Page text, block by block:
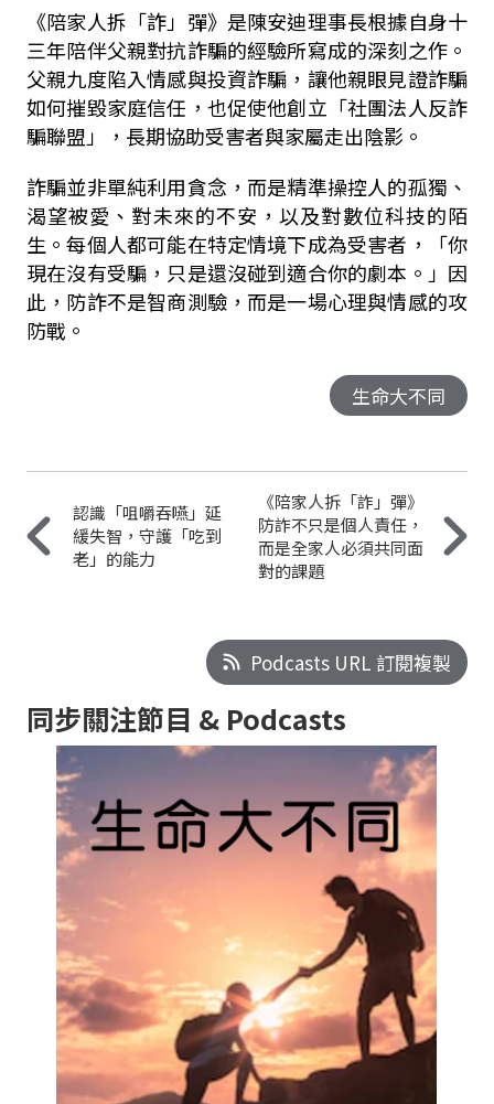
《陪家人拆「詐」彈》是陳安迪理事長根據自身十
三年陪伴父親對抗詐騙的經驗所寫成的深刻之作。
父親九度陷入情感與投資詐騙，讓他親眼見證詐騙
如何摧毀家庭信任，也促使他創立「社團法人反詐
騙聯盟」，長期協助受害者與家屬走出陰影。
詐騙並非單純利用貪念，而是精準操控人的孤獨、
渴望被愛、對未來的不安，以及對數位科技的陌
生。每個人都可能在特定情境下成為受害者，「你
現在沒有受騙，只是還沒碰到適合你的劇本。」因
此，防詐不是智商測驗，而是一場心理與情感的攻
防戰。
生命大不同
認識「咀嚼吞嚥」延
緩失智，守護「吃到
老」的能力
《陪家人拆「詐」彈》
防詐不只是個人責任，
而是全家人必須共同面
對的課題
Podcasts URL 訂閱複製
同步關注節目 & Podcasts